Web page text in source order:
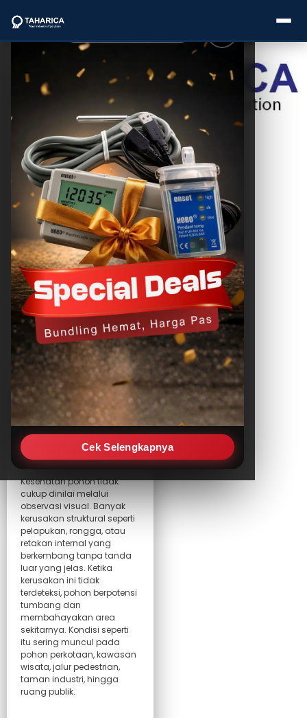
Cek Selengkapnya
Categories
Brands
Service
Industries
Blogs
Sonic Tomograph
Pohon: Alat
Pendeteksi
Kesehatan
Pohon
THC SEO
November 24, 2025
Pegertian
Sonic
Tomograph
Pohon
Kesehatan pohon tidak
cukup dinilai melalui
observasi visual. Banyak
kerusakan struktural seperti
pelapukan, rongga, atau
retakan internal yang
berkembang tanpa tanda
luar yang jelas. Ketika
kerusakan ini tidak
terdeteksi, pohon berpotensi
tumbang dan
membahayakan area
sekitarnya. Kondisi seperti
itu sering muncul pada
pohon perkotaan, kawasan
wisata, jalur pedestrian,
taman industri, hingga
ruang publik.
Postingan
Lainnya